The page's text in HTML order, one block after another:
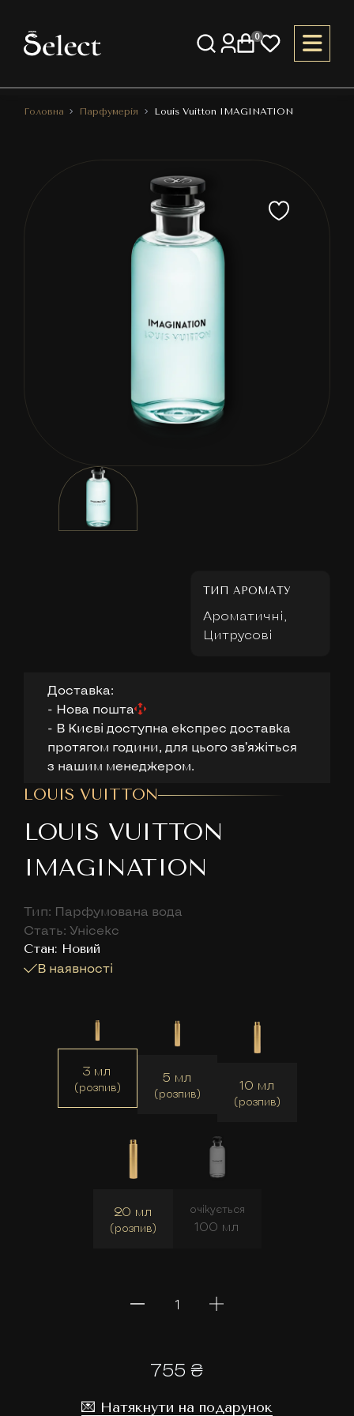
0
Головна Парфумерія Louis Vuitton IMAGINATION
ТИП АРОМАТУ
Ароматичні,
Цитрусові
Доставка:
- Нова пошта
- В Києві доступна експрес доставка
протягом години, для цього звʼяжіться
з нашим менеджером.
LOUIS VUITTON
LOUIS VUITTON
IMAGINATION
Тип: Парфумована вода
Стать: Унісекс
Cтан: Новий
В наявності
3 мл
(розпив)
5 мл
(розпив)
10 мл
(розпив)
20 мл
(розпив)
очікується
100 мл
755 ₴
💌 Натякнути на подарунок